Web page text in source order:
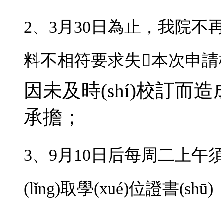
2、3月30日為止，我院
料不相符要求失本次申請機
因未及時(shí)校訂而造
承擔；
3、9月10日后每周二上
(lǐng)取學(xué)位證書